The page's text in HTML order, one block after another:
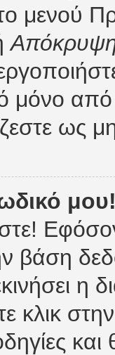
μενού
Απόκρυψη
μόνο από
ως
βάση
η
κλικ